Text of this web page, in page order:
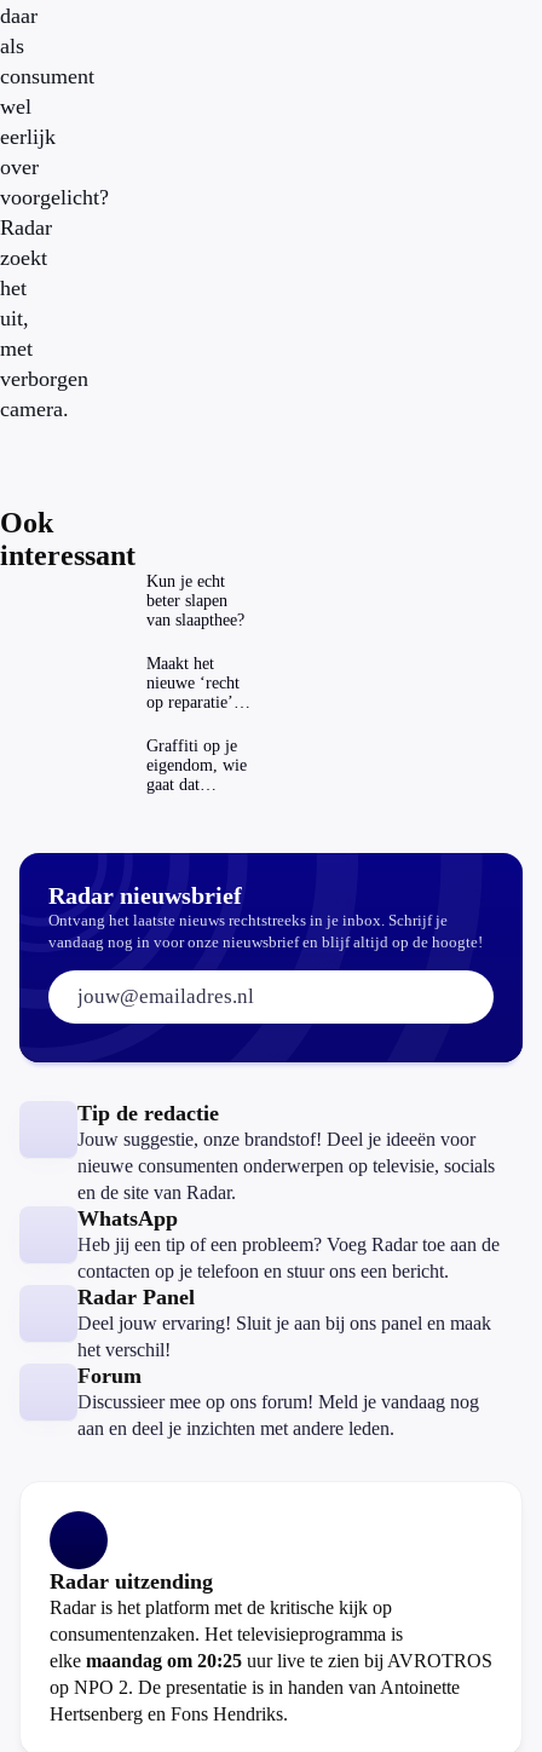
daar
als
consument
wel
eerlijk
over
voorgelicht?
Radar
zoekt
het
uit,
met
verborgen
camera.
Ook
interessant
Kun je echt
beter slapen
van slaapthee?
Maakt het
nieuwe ‘recht
op reparatie’
echt
aantrekkelijker?
Graffiti op je
eigendom, wie
gaat dat
Radar nieuwsbrief
Ontvang het laatste nieuws rechtstreeks in je inbox. Schrijf je
vandaag nog in voor onze nieuwsbrief en blijf altijd op de hoogte!
E-mailadres:
Tip de redactie
Jouw suggestie, onze brandstof! Deel je ideeën voor
nieuwe consumenten onderwerpen op televisie, socials
en de site van Radar.
WhatsApp
Heb jij een tip of een probleem? Voeg Radar toe aan de
contacten op je telefoon en stuur ons een bericht.
Radar Panel
Deel jouw ervaring! Sluit je aan bij ons panel en maak
het verschil!
Forum
Discussieer mee op ons forum! Meld je vandaag nog
aan en deel je inzichten met andere leden.
Radar uitzending
Radar is het platform met de kritische kijk op
consumentenzaken. Het televisieprogramma is
elke maandag om 20:25 uur live te zien bij AVROTROS
op NPO 2. De presentatie is in handen van Antoinette
Hertsenberg en Fons Hendriks.